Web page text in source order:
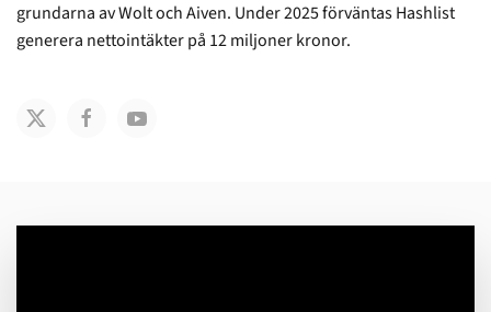
grundarna av Wolt och Aiven. Under 2025 förväntas Hashlist
generera nettointäkter på 12 miljoner kronor.